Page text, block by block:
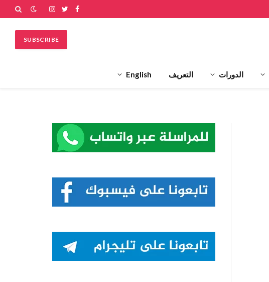
فيسبوك
تويترالانستغرام
SUBSCRIBE
الدورات التعريف English